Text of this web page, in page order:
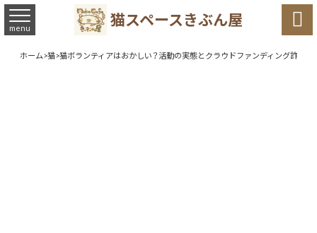
猫スペースきぶん屋
menu 
ホーム>猫>猫ボランティアはおかしい？活動の実態とクラウドファンディング詐欺の